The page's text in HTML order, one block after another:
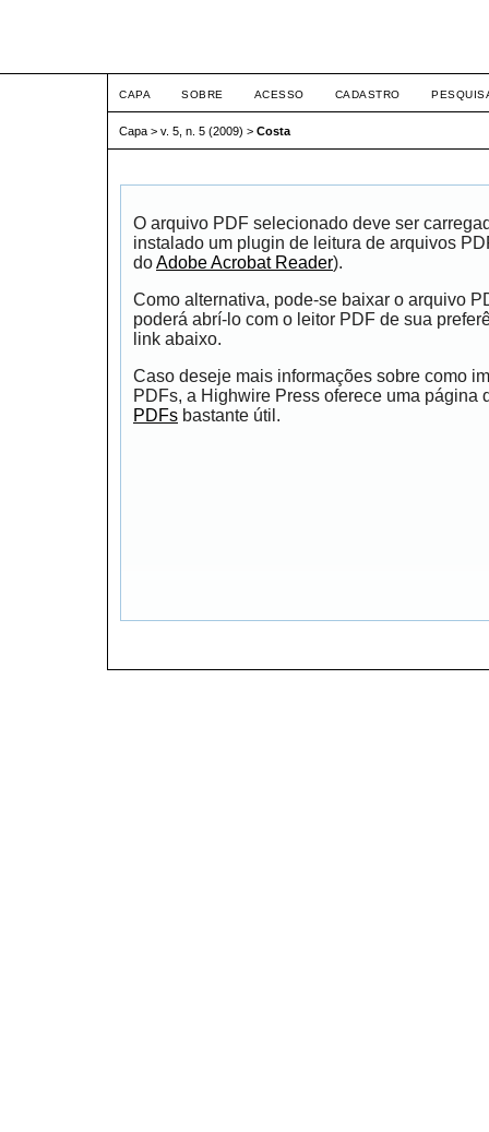
CAPA SOBRE ACESSO CADASTRO
Capa > v. 5, n. 5 (2009) > Costa
O arquivo PDF selecionado deve ser
instalado um plugin de leitura de arquivos
doAdobe Acrobat Reader).
Como alternativa, pode-se baixar o arquivo
poderá abrí-lo com o leitor PDF de sua
link abaixo.
Caso deseje mais informações sobre como
PDFs, a Highwire Press oferece uma página
PDFs bastante útil.